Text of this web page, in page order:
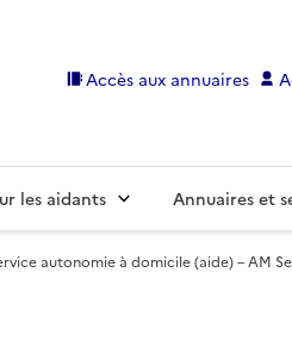
Accès aux annuaires
les aidants Annuaires et
autonomie à domicile (aide) – AM